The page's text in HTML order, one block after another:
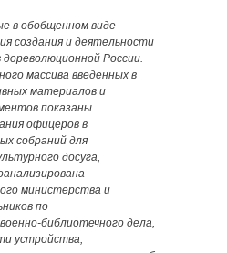
в обобщенном виде
создания и деятельности
России.
массива введенных в
материалов и
показаны
офицеров в
собраний для
досуга,
министерства и
по
библиотечного дела,
устройства,